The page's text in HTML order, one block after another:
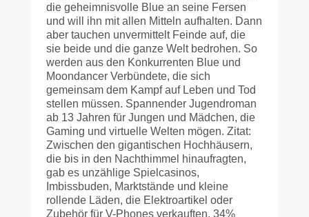
die geheimnisvolle Blue an seine Fersen
und will ihn mit allen Mitteln aufhalten. Dann
aber tauchen unvermittelt Feinde auf, die
sie beide und die ganze Welt bedrohen. So
werden aus den Konkurrenten Blue und
Moondancer Verbündete, die sich
gemeinsam dem Kampf auf Leben und Tod
stellen müssen. Spannender Jugendroman
ab 13 Jahren für Jungen und Mädchen, die
Gaming und virtuelle Welten mögen. Zitat:
Zwischen den gigantischen Hochhäusern,
die bis in den Nachthimmel hinaufragten,
gab es unzählige Spielcasinos,
Imbissbuden, Marktstände und kleine
rollende Läden, die Elektroartikel oder
Zubehör für V-Phones verkauften. 34%